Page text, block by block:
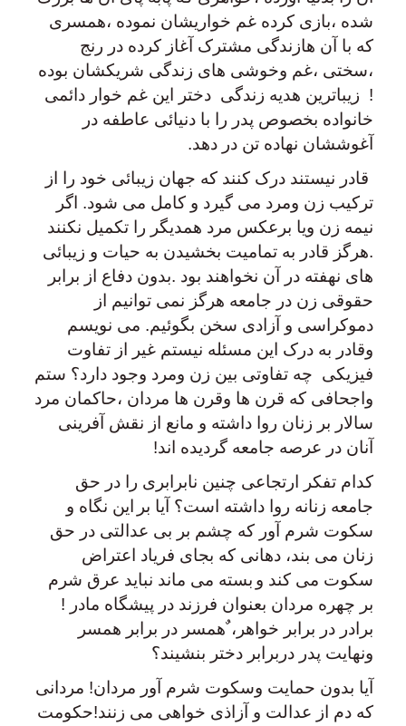
شده ،بازی کرده غم خواریشان نموده ،همسری
که با آن هازندگی مشترک آغاز کرده در رنج
،سختی ،غم وخوشی های زندگی شریکشان بوده
! زیباترین هدیه زندگی دختر این غم خوار دائمی
خانواده بخصوص پدر را با دنیائی عاطفه در
آغوششان نهاده تن در دهد.
قادر نیستند درک کنند که جهان زیبائی خود را از
ترکیب زن ومرد می گیرد و کامل می شود. اگر
نیمه زن ویا برعکس مرد همدیگر را تکمیل نکنند
.هرگز قادر به تمامیت بخشیدن به حیات و زیبائی
های نهفته در آن نخواهند بود .بدون دفاع از برابر
حقوقی زن در جامعه هرگز نمی توانیم از
دموکراسی و آزادی سخن بگوئیم. می نویسم
وقادر به درک این مسئله نیستم غیر از تفاوت
فیزیکی چه تفاوتی بین زن ومرد وجود دارد؟ ستم
واجحافی که قرن ها وقرن ها مردان ،حاکمان مرد
سالار بر زنان روا داشته و مانع از نقش آفرینی
آنان در عرصه جامعه گردیده اند!
کدام تفکر ارتجاعی چنین نابرابری را در حق
جامعه زنانه روا داشته است؟ آیا بر این نگاه و
سکوت شرم آور که چشم بر بی عدالتی در حق
زنان می بند، دهانی که بجای فریاد اعتراض
سکوت می کند وبسته می ماند نباید عرق شرم
بر چهره مردان بعنوان فرزند در پیشگاه مادر !
برادر در برابر خواهر، ٌهمسر در برابر همسر
ونهایت پدر دربرابر دختر بنشیند؟
آیا بدون حمایت وسکوت شرم آور مردان! مردانی
که دم از عدالت و آزاذی خواهی می زنند!حکومت